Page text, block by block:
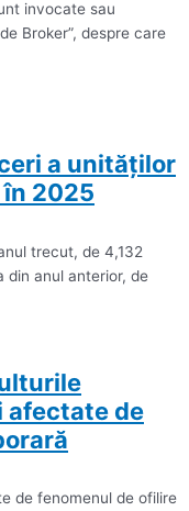
invocate sau
Broker”, despre care
a unităţilor
în 2025
trecut, de 4,132
din anul anterior, de
afectate de
de fenomenul de ofilire